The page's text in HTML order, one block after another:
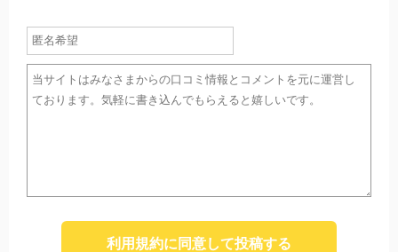
利用規約に同意して投稿する